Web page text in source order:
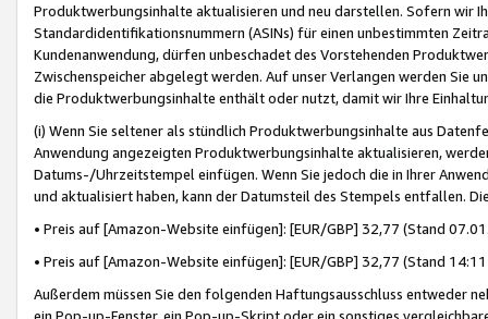
Produktwerbungsinhalte aktualisieren und neu darstellen. Sofern wir
Standardidentifikationsnummern (ASINs) für einen unbestimmten
Kundenanwendung, dürfen unbeschadet des Vorstehenden
Zwischenspeicher abgelegt werden. Auf unser Verlangen werden Sie
die Produktwerbungsinhalte enthält oder nutzt, damit wir Ihre
(i) Wenn Sie seltener als stündlich Produktwerbungsinhalte aus
Anwendung angezeigten Produktwerbungsinhalte aktualisieren,
Datums-/Uhrzeitstempel einfügen. Wenn Sie jedoch die in Ihrer
und aktualisiert haben, kann der Datumsteil des Stempels entfallen.
• Preis auf [Amazon-Website einfügen]: [EUR/GBP] 32,77 (Stand
• Preis auf [Amazon-Website einfügen]: [EUR/GBP] 32,77 (Stand
Außerdem müssen Sie den folgenden Haftungsausschluss entweder
ein Pop-up-Fenster, ein Pop-up-Skript oder ein sonstiges